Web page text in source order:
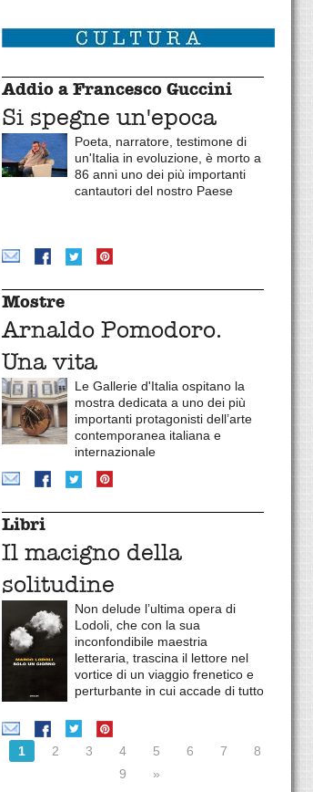
Addio a Francesco Guccini
Si spegne un'epoca
Poeta, narratore, testimone di
un'Italia in evoluzione, è morto a
86 anni uno dei più importanti
cantautori del nostro Paese
Mostre
Arnaldo Pomodoro.
Una vita
Le Gallerie d'Italia ospitano la
mostra dedicata a uno dei più
importanti protagonisti dell’arte
contemporanea italiana e
internazionale
Libri
Il macigno della
solitudine
Non delude l’ultima opera di
Lodoli, che con la sua
inconfondibile maestria
letteraria, trascina il lettore nel
vortice di un viaggio frenetico e
perturbante in cui accade di tutto
1 2 3 4 5 6 7
8
9
»